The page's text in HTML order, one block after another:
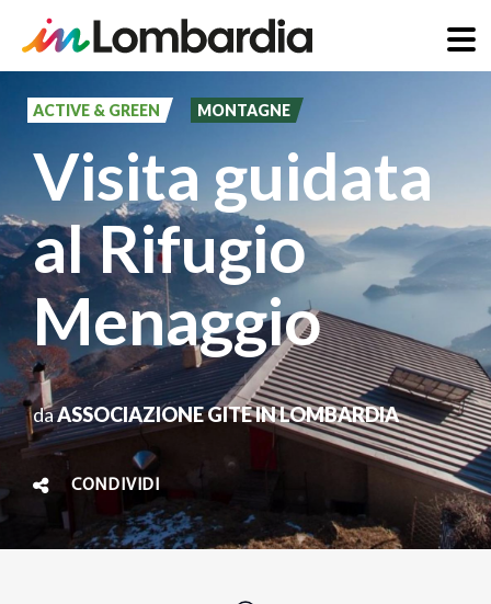
principale
ACTIVE & GREEN MONTAGNE
Visita guidata
al Rifugio
Menaggio
daASSOCIAZIONE GITE IN LOMBARDIA
CONDIVIDI